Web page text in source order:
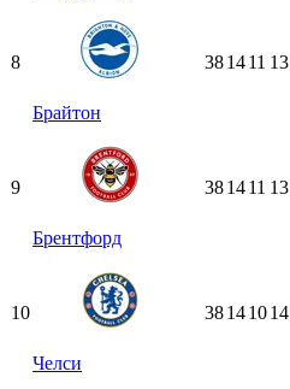
8
Брайтон
381411 13
9
Брентфорд
381411 13
10
Челси
38141014